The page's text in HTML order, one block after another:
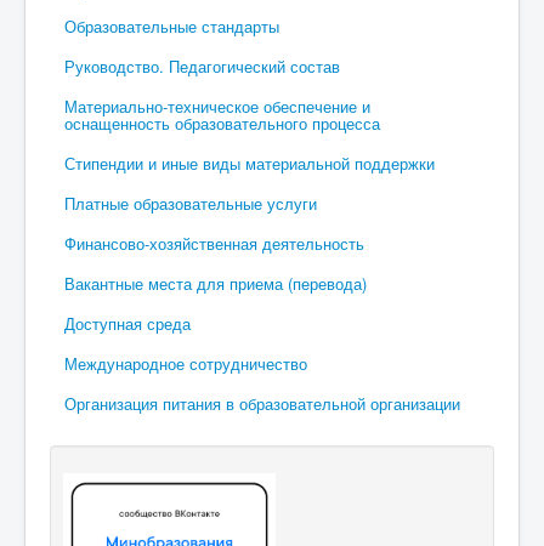
Образовательные стандарты
Руководство. Педагогический состав
Материально-техническое обеспечение и
оснащенность образовательного процесса
Стипендии и иные виды материальной поддержки
Платные образовательные услуги
Финансово-хозяйственная деятельность
Вакантные места для приема (перевода)
Доступная среда
Международное сотрудничество
Организация питания в образовательной организации